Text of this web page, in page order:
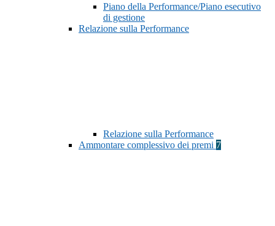
Piano della Performance/Piano esecutivo
di gestione
Relazione sulla Performance
Relazione sulla Performance
Ammontare complessivo dei premi 7